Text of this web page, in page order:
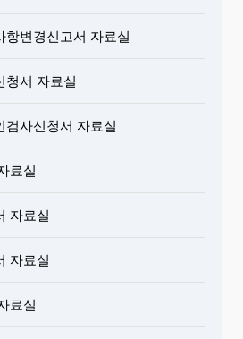
항변경신고서 자료실
청서 자료실
검사신청서 자료실
료실
자료실
자료실
료실